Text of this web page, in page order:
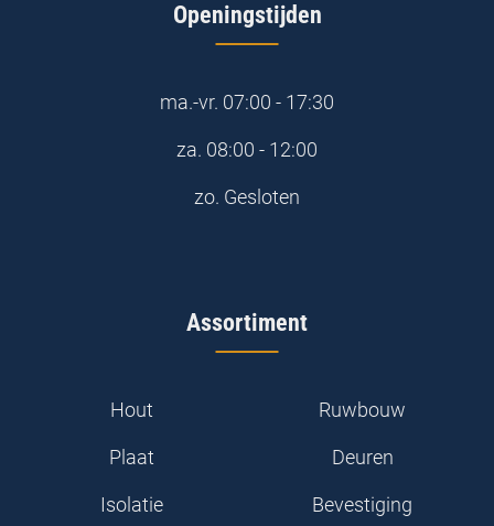
Openingstijden
ma.-vr. 07:00 - 17:30
za. 08:00 - 12:00
zo. Gesloten
Assortiment
Hout
Plaat
Isolatie
Ruwbouw
Deuren
Bevestiging